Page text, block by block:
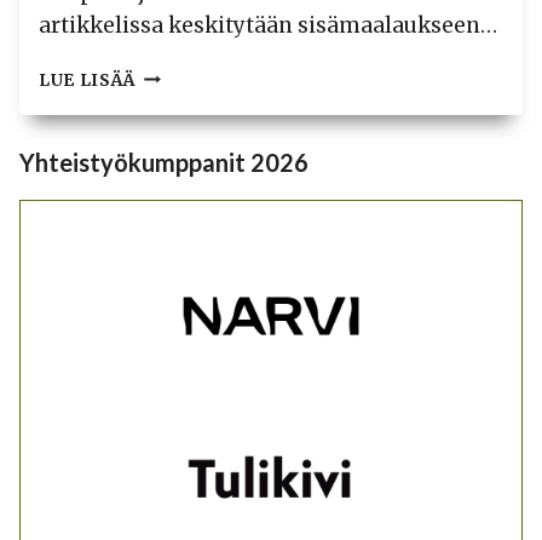
artikkelissa keskitytään sisämaalaukseen…
LUE LISÄÄ ÄLÄ
SAUNAA
VÄÄRÄLLÄ
MAALILLA!
Yhteistyökumppanit 2026